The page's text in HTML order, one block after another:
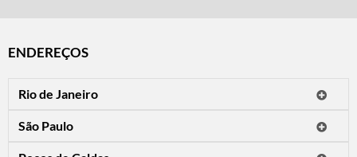
ENDEREÇOS
Rio de Janeiro
Horário de visitação: a programação do IMS no Rio de Janeiro será
apresentada em instituições culturais parceiras.
São Paulo